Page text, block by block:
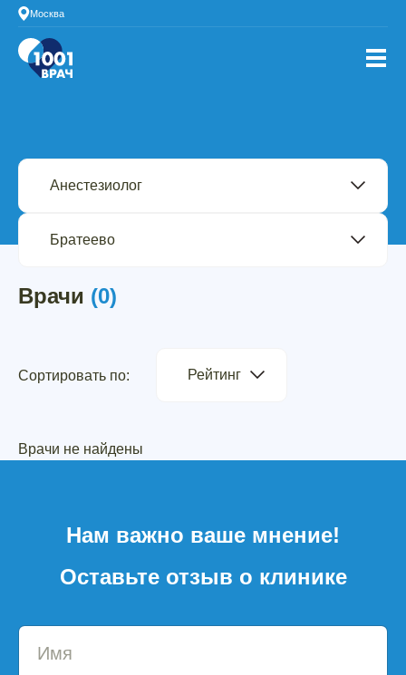
Москва
Врачи (0)
Сортировать по: Рейтинг
Врачи не найдены
Нам важно ваше мнение!
Оставьте отзыв о клинике